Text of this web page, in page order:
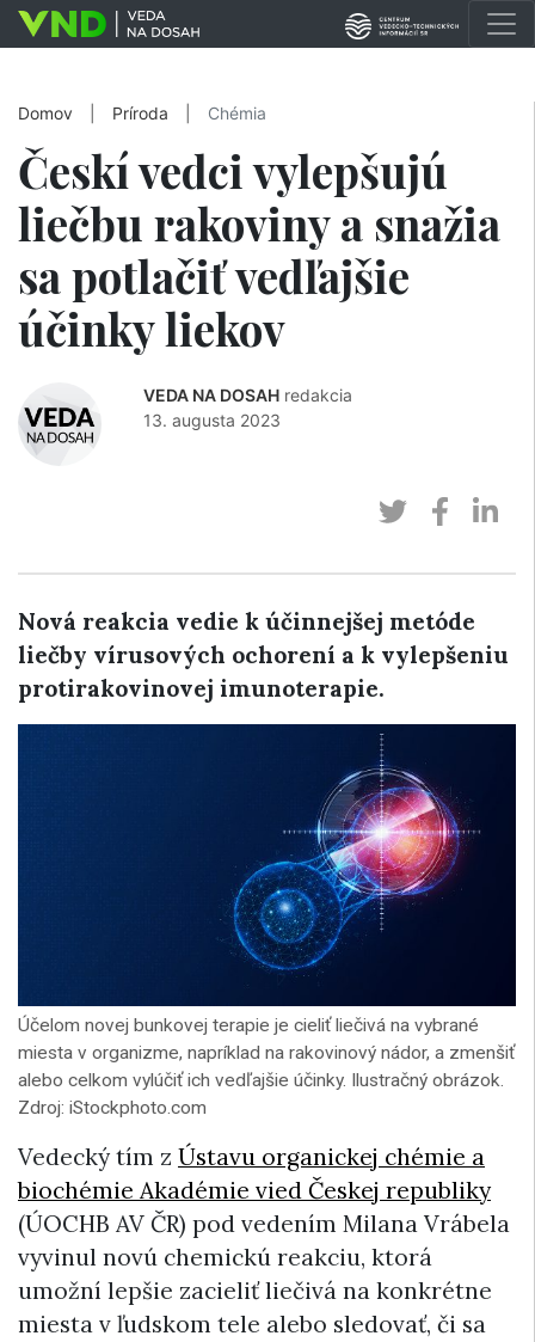
Domov Príroda Chémia
Českí vedci vylepšujú
liečbu rakoviny a snažia
sa potlačiť vedľajšie
účinky liekov
VEDA NA DOSAH redakcia
13. augusta 2023
Nová reakcia vedie k účinnejšej metóde
liečby vírusových ochorení a k vylepšeniu
protirakovinovej imunoterapie.
Účelom novej bunkovej terapie je cieliť liečivá na vybrané
miesta v organizme, napríklad na rakovinový nádor, a zmenšiť
alebo celkom vylúčiť ich vedľajšie účinky. Ilustračný obrázok.
Zdroj: iStockphoto.com
Vedecký tím z Ústavu organickej chémie a
biochémie Akadémie vied Českej republiky
(ÚOCHB AV ČR) pod vedením Milana Vrábela
vyvinul novú chemickú reakciu, ktorá
umožní lepšie zacieliť liečivá na konkrétne
miesta v ľudskom tele alebo sledovať, či sa